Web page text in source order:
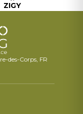
ZIGY
des-Corps, FR